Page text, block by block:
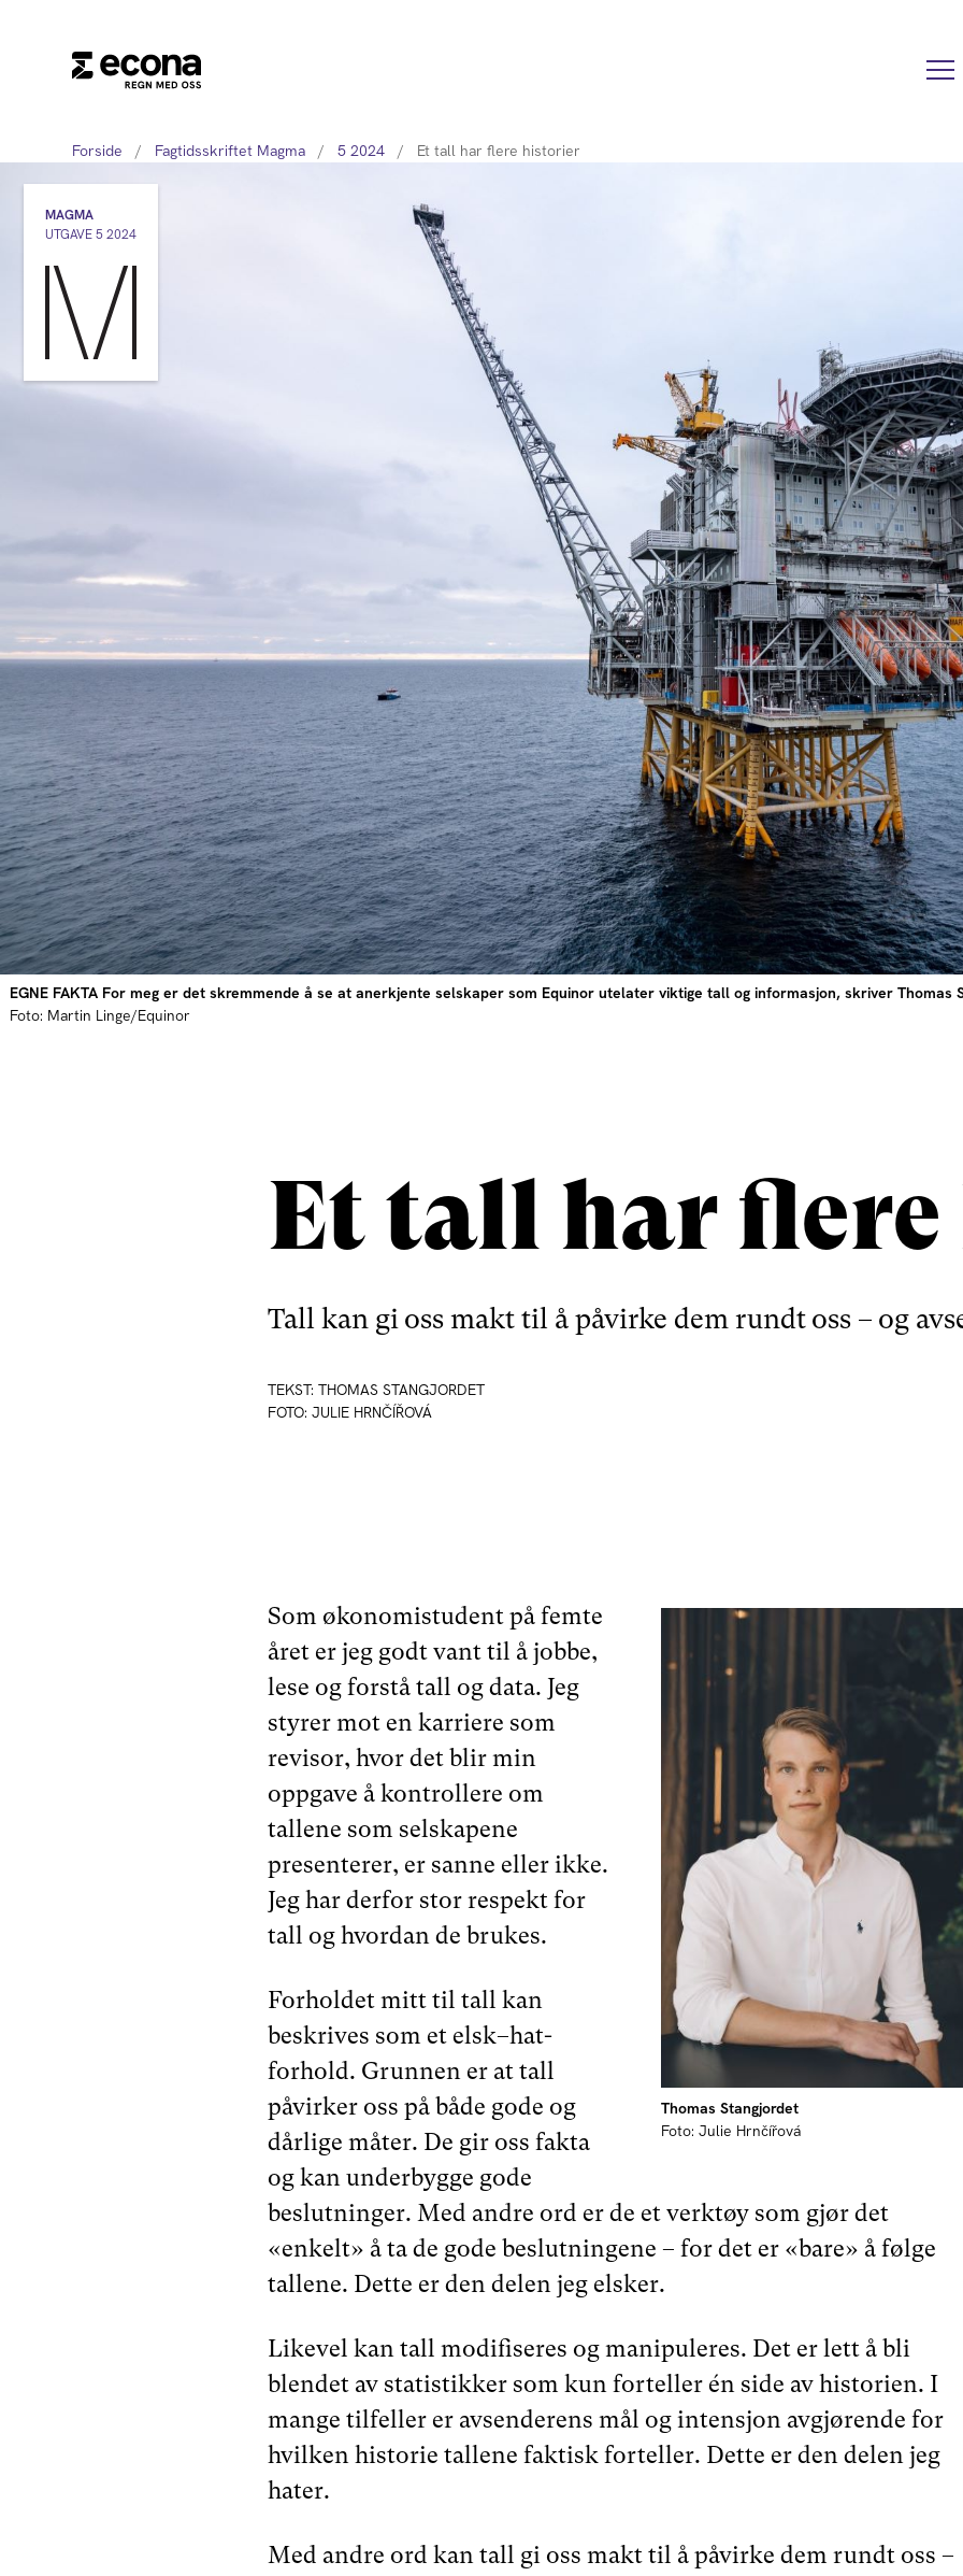
Forside / Fagtidsskriftet Magma / 5 2024 / Et tall har flere historier
MAGMA
UTGAVE 5 2024
TEKST: THOMAS STANGJORDET
FOTO: JULIE HRNČÍŘOVÁ
Et tall har
Tall kan gi oss makt til å påvirke dem rundt oss – og
EGNE FAKTA For meg er det skremmende å se at anerkjente selskaper som Equinor utelater viktige tall og informasjon, skriver Thomas
Foto: Martin Linge/Equinor
Thomas Stangjordet
Foto: Julie Hrnčířová
Som økonomistudent på femte
året er jeg godt vant til å jobbe,
lese og forstå tall og data. Jeg
styrer mot en karriere som
revisor, hvor det blir min
oppgave å kontrollere om
tallene som selskapene
presenterer, er sanne eller ikke.
Jeg har derfor stor respekt for
tall og hvordan de brukes.
Forholdet mitt til tall kan
beskrives som et elsk–hat-
forhold. Grunnen er at tall
påvirker oss på både gode og
dårlige måter. De gir oss fakta
og kan underbygge gode
beslutninger. Med andre ord er de et verktøy som gjør det
«enkelt» å ta de gode beslutningene – for det er «bare» å følge
tallene. Dette er den delen jeg elsker.
Likevel kan tall modifiseres og manipuleres. Det er lett å bli
blendet av statistikker som kun forteller én side av historien. I
mange tilfeller er avsenderens mål og intensjon avgjørende for
hvilken historie tallene faktisk forteller. Dette er den delen jeg
hater.
Med andre ord kan tall gi oss makt til å påvirke dem rundt oss –